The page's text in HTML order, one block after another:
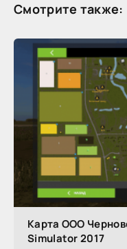
Смотрите также:
Карта ООО
Simulator 2017